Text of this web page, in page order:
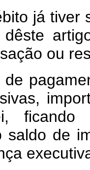
já tiver
ou
saldo de